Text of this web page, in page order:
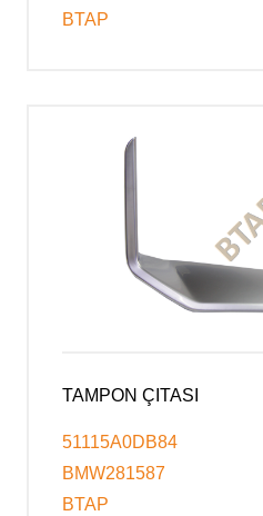
BTAP
TAMPON ÇITASI
51115A0DB84
BMW281587
BTAP